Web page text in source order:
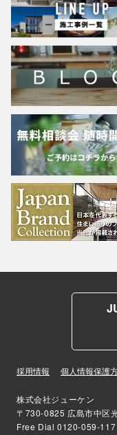
採用情報 個人情報保護
株式会社ジューケン
〒730-0825 広島市中区
Free Dial 0120-059-117